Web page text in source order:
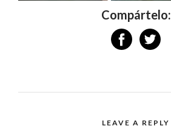
Compártelo:
LEAVE A REPLY